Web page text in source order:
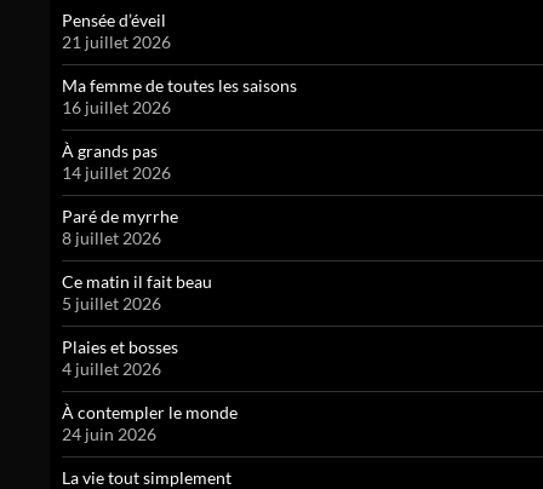
Pensée d’éveil
21 juillet 2026
Ma femme de toutes les saisons
16 juillet 2026
À grands pas
14 juillet 2026
Paré de myrrhe
8 juillet 2026
Ce matin il fait beau
5 juillet 2026
Plaies et bosses
4 juillet 2026
À contempler le monde
24 juin 2026
La vie tout simplement